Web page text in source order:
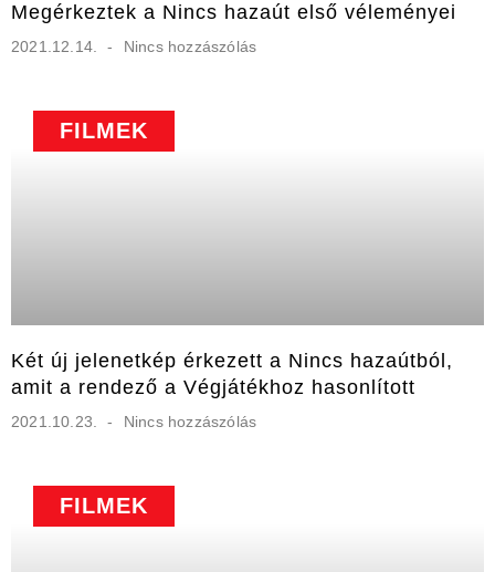
Megérkeztek a Nincs hazaút első véleményei
2021.12.14. Nincs hozzászólás
FILMEK
Két új jelenetkép érkezett a Nincs hazaútból,
amit a rendező a Végjátékhoz hasonlított
2021.10.23. Nincs hozzászólás
FILMEK